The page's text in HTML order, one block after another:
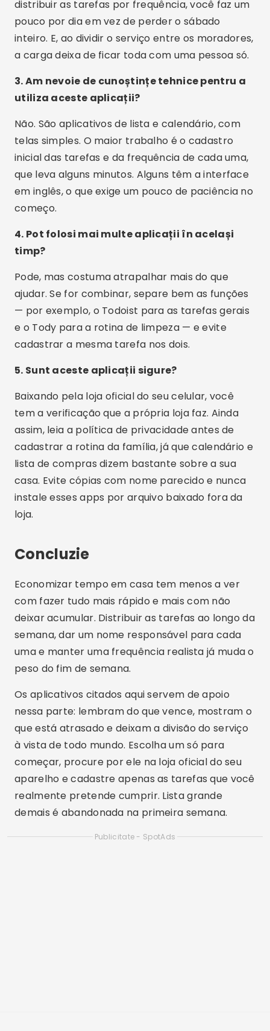
lista de compras dizem bastante sobre a sua
casa. Evite cópias com nome parecido e nunca
instale esses apps por arquivo baixado fora da
loja.
Concluzie
Economizar tempo em casa tem menos a ver
com fazer tudo mais rápido e mais com não
deixar acumular. Distribuir as tarefas ao longo da
semana, dar um nome responsável para cada
uma e manter uma frequência realista já muda o
peso do fim de semana.
Os aplicativos citados aqui servem de apoio
nessa parte: lembram do que vence, mostram o
que está atrasado e deixam a divisão do serviço
à vista de todo mundo. Escolha um só para
começar, procure por ele na loja oficial do seu
aparelho e cadastre apenas as tarefas que você
realmente pretende cumprir. Lista grande
Distribuie:
Luiz Oliveira
Luiz Oliveira are o diplomă în Informatică și
este pasionat de inovația digitală. La
Tecnobuz, împărtășim sfaturi despre aplicații,
tehnologie și tot ceea ce vă poate face viața
de zi cu zi mai ușoară pe telefonul mobil.
Articole similare